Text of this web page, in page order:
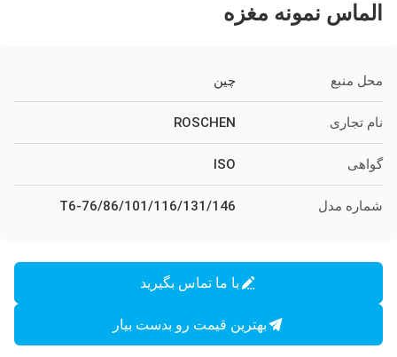
الماس نمونه مغزه
محل منبع چین
نام تجاری ROSCHEN
گواهی ISO
شماره مدل T6-76/86/101/116/131/146
با ما تماس بگیرید
بهترین قیمت رو بدست بیار